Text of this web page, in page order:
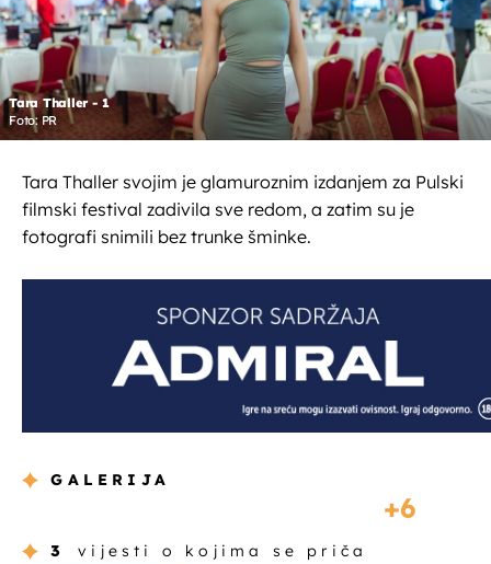
Tara Thaller - 1
Foto: PR
Tara Thaller svojim je glamuroznim izdanjem za Pulski
filmski festival zadivila sve redom, a zatim su je
fotografi snimili bez trunke šminke.
GALERIJA
6
3 vijesti o kojima se priča